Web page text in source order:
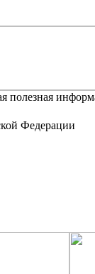
полезная
Федерации